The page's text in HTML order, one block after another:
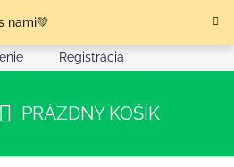
nami💚
osobných údajov
Registrácia
PRÁZDNY KOŠÍK